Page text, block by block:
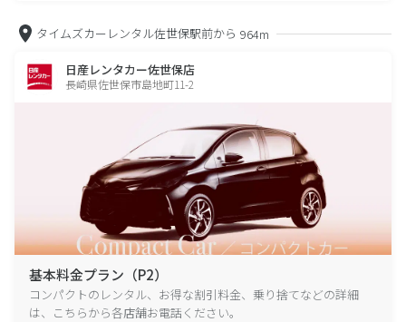
タイムズカーレンタル佐世保駅前から 964m
日産レンタカー佐世保店
長崎県佐世保市島地町11-2
基本料金プラン（P2）
コンパクトのレンタル、お得な割引料金、乗り捨てなどの詳細
は、こちらから各店舗お電話ください。